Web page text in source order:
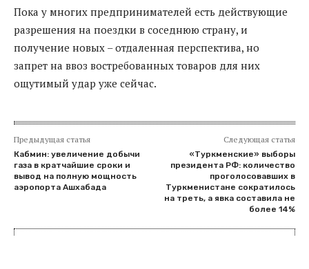
Пока у многих предпринимателей есть действующие
разрешения на поездки в соседнюю страну, и
получение новых – отдаленная перспектива, но
запрет на ввоз востребованных товаров для них
ощутимый удар уже сейчас.
Предыдущая статья
Кабмин: увеличение добычи
газа в кратчайшие сроки и
вывод на полную мощность
аэропорта Ашхабада
Следующая статья
«Туркменские» выборы
президента РФ: количество
проголосовавших в
Туркменистане сократилось
на треть, а явка составила не
более 14%